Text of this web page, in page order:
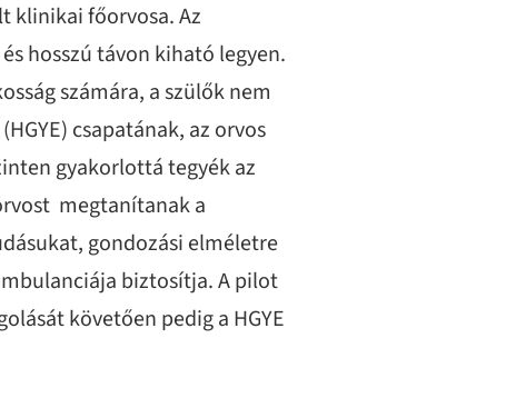
klinikai főorvosa. Az
hosszú távon kiható legyen.
számára, a szülők nem
csapatának, az orvos
gyakorlottá tegyék az
megtanítanak a
gondozási elméletre
biztosítja. A pilot
követően pedig a HGYE